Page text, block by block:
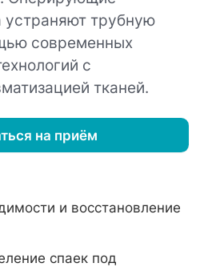
устраняют трубную
современных
с
тканей.
на приём
и восстановление
спаек под